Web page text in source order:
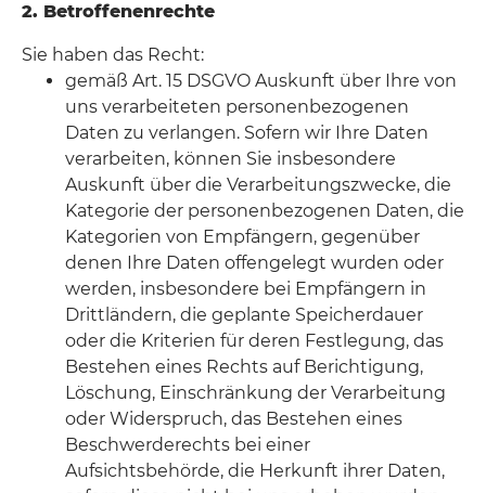
2. Betroffenenrechte
Sie haben das Recht:
gemäß Art. 15 DSGVO Auskunft über Ihre von
uns verarbeiteten personenbezogenen
Daten zu verlangen. Sofern wir Ihre Daten
verarbeiten, können Sie insbesondere
Auskunft über die Verarbeitungszwecke, die
Kategorie der personenbezogenen Daten, die
Kategorien von Empfängern, gegenüber
denen Ihre Daten offengelegt wurden oder
werden, insbesondere bei Empfängern in
Drittländern, die geplante Speicherdauer
oder die Kriterien für deren Festlegung, das
Bestehen eines Rechts auf Berichtigung,
Löschung, Einschränkung der Verarbeitung
oder Widerspruch, das Bestehen eines
Beschwerderechts bei einer
Aufsichtsbehörde, die Herkunft ihrer Daten,